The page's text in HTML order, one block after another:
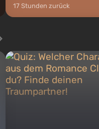
17 Stunden zurück